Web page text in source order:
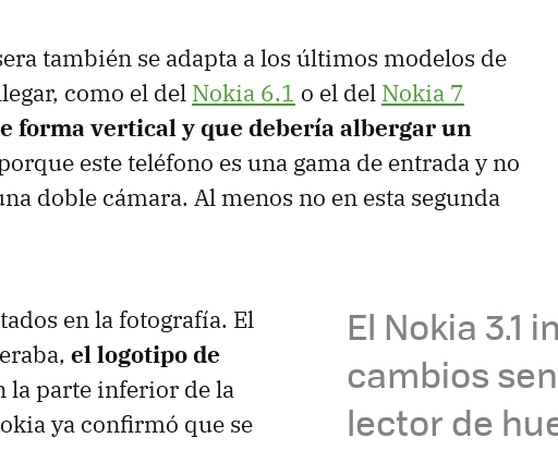
también se adapta a los últimos modelos de
como el del Nokia 6.1 o el del Nokia 7
forma vertical y que debería albergar un
este teléfono es una gama de entrada y no
doble cámara. Al menos no en esta segunda
El Nokia 3.1
cambios
lector de
en la fotografía. El
el logotipo de
la parte inferior de la
ya confirmó que se